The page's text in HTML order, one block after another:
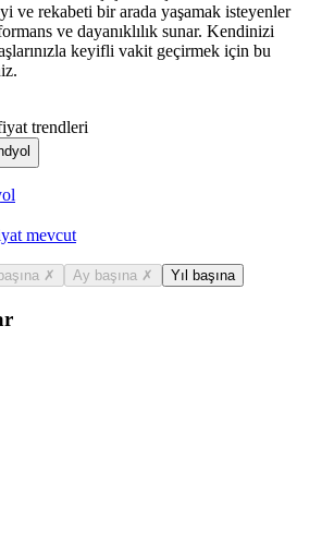
ve rekabeti bir arada yaşamak isteyenler
ve dayanıklılık sunar. Kendinizi
keyifli vakit geçirmek için bu
trendleri
mevcut
✗ Ay başına ✗ Yıl başına